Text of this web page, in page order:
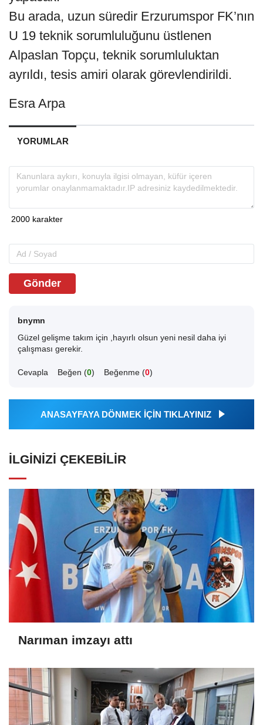
Bu arada, uzun süredir Erzurumspor FK’nın
U 19 teknik sorumluluğunu üstlenen
Alpaslan Topçu, teknik sorumluluktan
ayrıldı, tesis amiri olarak görevlendirildi.
Esra Arpa
YORUMLAR
Gönder
bnymn
Güzel gelişme takım için ,hayırlı olsun yeni nesil daha iyi
çalışması gerekir.
Cevapla Beğen (0) Beğenme (0)
ANASAYFAYA DÖNMEK İÇİN TIKLAYINIZ
İLGINIZI ÇEKEBILIR
Narıman imzayı attı